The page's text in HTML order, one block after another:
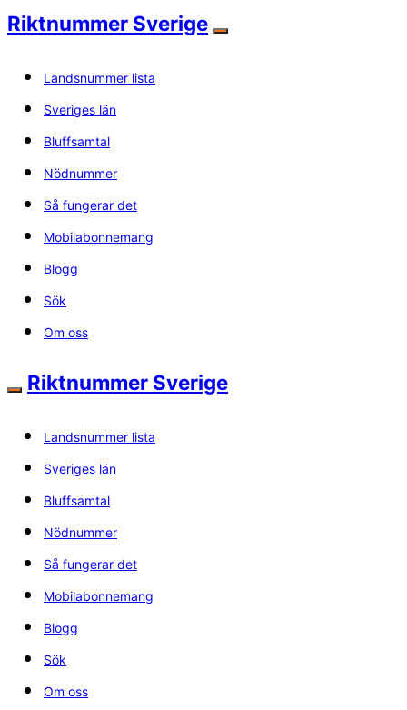
Riktnummer Sverige
Landsnummer lista
Sveriges län
Bluffsamtal
Nödnummer
Så fungerar det
Mobilabonnemang
Blogg
Sök
Om oss
Riktnummer Sverige
Landsnummer lista
Sveriges län
Bluffsamtal
Nödnummer
Så fungerar det
Mobilabonnemang
Blogg
Sök
Om oss